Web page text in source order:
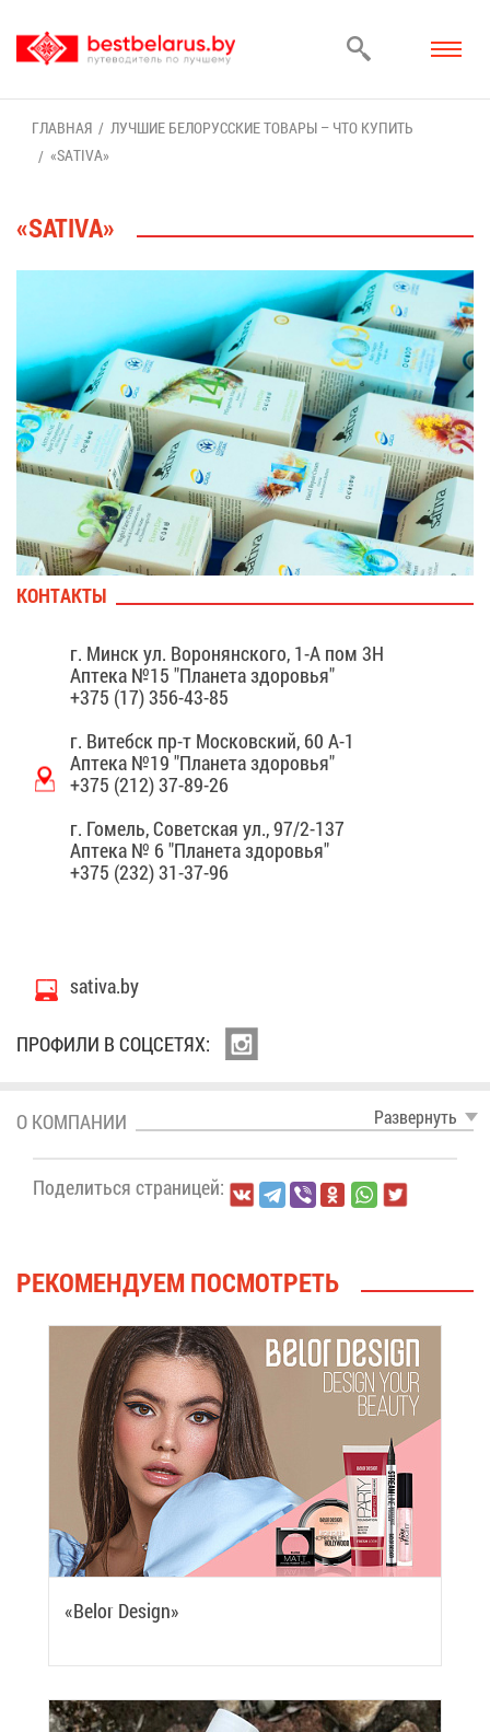
ГЛАВ­НАЯ
ЛУЧ­ШИЕ БЕ­ЛО­РУС­СКИЕ ТО­ВА­РЫ – ЧТО КУ­ПИТЬ
«SATIVA»
«SATIVA»
КОН­ТАК­ТЫ
г. Минск ул. Во­ро­нян­ско­го, 1-А пом 3Н
Ап­те­ка №15 "Пла­не­та здо­ро­вья"
+375 (17) 356-43-85
г. Ви­тебск пр-т Мос­ков­ский, 60 А-1
Ап­те­ка №19 "Пла­не­та здо­ро­вья"
+375 (212) 37-89-26
г. Го­мель, Со­вет­ская ул., 97/2-137
Ап­те­ка № 6 "Пла­не­та здо­ро­вья"
+375 (232) 31-37-96
sativa.by
ПРО­ФИ­ЛИ В СОЦ­СЕ­ТЯХ:
Раз­вер­нуть
О КОМ­ПА­НИИ
По­де­лить­ся стра­ни­цей:
РЕ­КО­МЕН­ДУ­ЕМ ПО­СМОТ­РЕТЬ
«Belor Design»